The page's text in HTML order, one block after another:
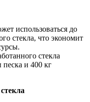
использоваться до
стекла, что экономит
стекла
и 400 кг